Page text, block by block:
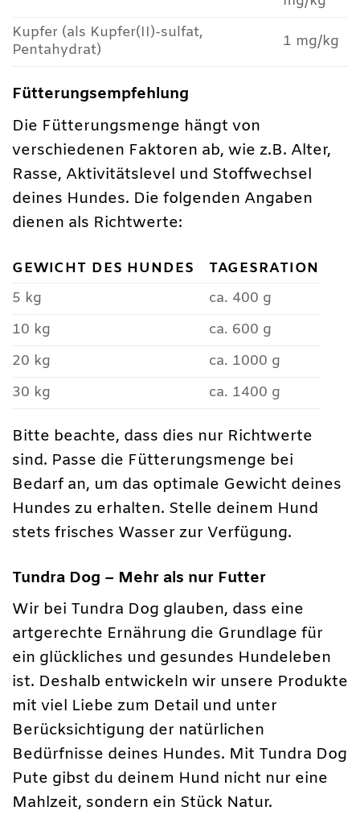
Kupfer (als Kupfer(II)-sulfat,
Pentahydrat)
1 mg/kg
Fütterungsempfehlung
Die Fütterungsmenge hängt von
verschiedenen Faktoren ab, wie z.B. Alter,
Rasse, Aktivitätslevel und Stoffwechsel
deines Hundes. Die folgenden Angaben
dienen als Richtwerte:
GEWICHT DES HUNDES
TAGESRATION
5 kg
ca. 400 g
10 kg
ca. 600 g
20 kg
ca. 1000 g
30 kg
ca. 1400 g
Bitte beachte, dass dies nur Richtwerte
sind. Passe die Fütterungsmenge bei
Bedarf an, um das optimale Gewicht deines
Hundes zu erhalten. Stelle deinem Hund
stets frisches Wasser zur Verfügung.
Tundra Dog – Mehr als nur Futter
Wir bei Tundra Dog glauben, dass eine
artgerechte Ernährung die Grundlage für
ein glückliches und gesundes Hundeleben
ist. Deshalb entwickeln wir unsere Produkte
mit viel Liebe zum Detail und unter
Berücksichtigung der natürlichen
Bedürfnisse deines Hundes. Mit Tundra Dog
Pute gibst du deinem Hund nicht nur eine
Mahlzeit, sondern ein Stück Natur.